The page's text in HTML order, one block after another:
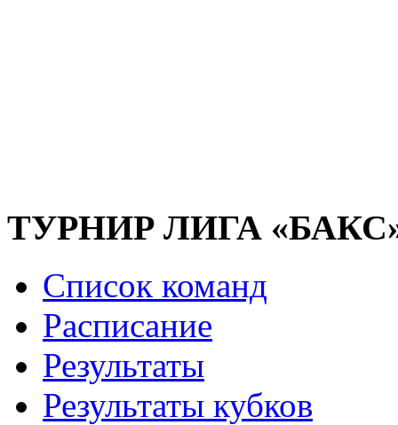
ТУРНИР ЛИГА
Список команд
Расписание
Результаты
Результаты кубков